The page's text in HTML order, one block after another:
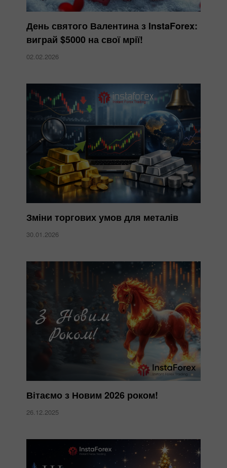
День святого Валентина з InstaForex:
виграй $5000 на свої мрії!
02.02.2026
Зміни торгових умов для металів
30.01.2026
Вітаємо з Новим 2026 роком!
26.12.2025